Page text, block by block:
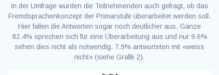
In der Umfrage wurden die Teilnehmenden auch gefragt, ob das
Fremdsprachenkonzept der Primarstufe überarbeitet werden soll.
Hier fallen die Antworten sogar noch deutlicher aus. Ganze
82.4% sprechen sich für eine Überarbeitung aus und nur 9.6%
sehen dies nicht als notwendig. 7.9% antworteten mit «weiss
nicht» (siehe Grafik 2).